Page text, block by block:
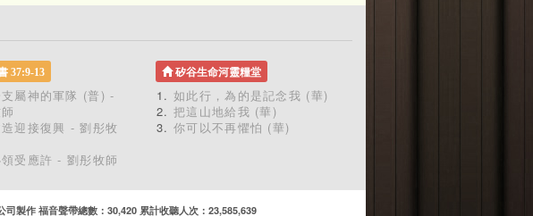
37:9-13
屬神的軍隊 (普) -
迎接復興 - 劉彤牧
受應許 - 劉彤牧師
矽谷生命河靈糧堂
如此行，為的是記念我 (華)
把這山地給我 (華)
你可以不再懼怕 (華)
司製作 福音聲帶總數：30,420 累計收聽人次：23,585,639